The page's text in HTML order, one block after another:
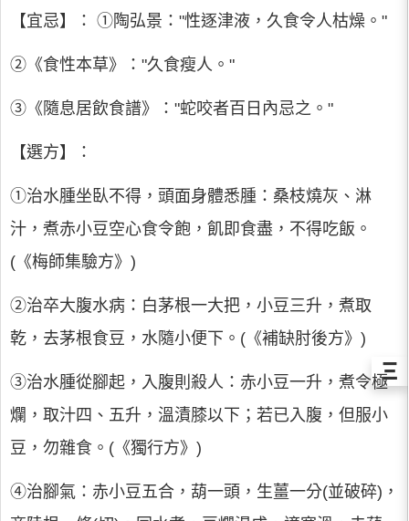
【宜忌】： ①陶弘景："性逐津液，久食令人枯燥。"
②《食性本草》："久食瘦人。"
③《隨息居飲食譜》："蛇咬者百日內忌之。"
【選方】：
①治水腫坐臥不得，頭面身體悉腫：桑枝燒灰、淋
汁，煮赤小豆空心食令飽，飢即食盡，不得吃飯。
(《梅師集驗方》)
②治卒大腹水病：白茅根一大把，小豆三升，煮取
乾，去茅根食豆，水隨小便下。(《補缺肘後方》)
③治水腫從腳起，入腹則殺人：赤小豆一升，煮令極
爛，取汁四、五升，溫漬膝以下；若已入腹，但服小
豆，勿雜食。(《獨行方》)
④治腳氣：赤小豆五合，葫一頭，生薑一分(並破碎)，
Ξ